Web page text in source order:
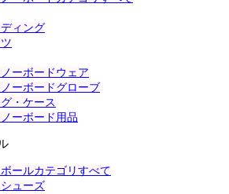
ィング
ーボードウェア
ーボードグローブ
・ケース
ーボード用品
ールカテゴリすべて
ューズ